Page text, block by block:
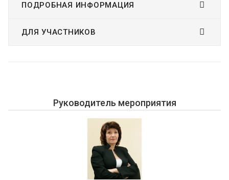
ПОДРОБНАЯ ИНФОРМАЦИЯ
ДЛЯ УЧАСТНИКОВ
Руководитель мероприятия